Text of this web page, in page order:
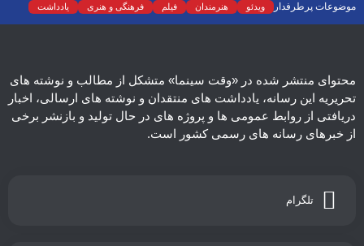
موضوعات پرطرفدار ویدئو هنرمندان فیلم فرهنگی و هنری
یادداشت
نمایش خانگی
نقد موسیقی سینما رادیو و تلویزیون تجسمی
تئاتر
محتوای منتشر شده در «وقت سینما» متشکل از مطالب و نوشته های
تحریریه این رسانه، یادداشت های منتقدان و نوشته های ارسالی، اخبار
دریافتی از روابط عمومی ها و پروژه های در حال تولید و بازنشر برخی
از خبرهای رسانه های رسمی کشور است.
تلگرام